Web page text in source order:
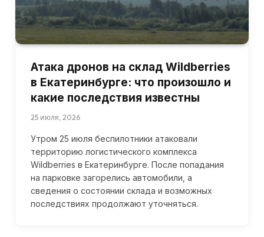
Атака дронов на склад Wildberries
в Екатеринбурге: что произошло и
какие последствия известны
25 июля, 2026
Утром 25 июля беспилотники атаковали
территорию логистического комплекса
Wildberries в Екатеринбурге. После попадания
на парковке загорелись автомобили, а
сведения о состоянии склада и возможных
последствиях продолжают уточняться.